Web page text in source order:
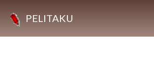
PELITAKU